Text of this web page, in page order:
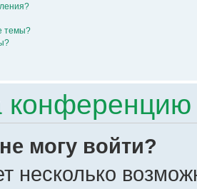
темы?
конференцию
могу войти?
несколько